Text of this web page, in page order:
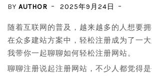
BY AUTHOR 2025年9月24日
随着互联网的普及，越来越多的人想要
在众多建站方案中，轻松注册成为了一
我带你一起聊聊如何轻松注册网站。
聊聊注册说起注册网站，不少人都觉得